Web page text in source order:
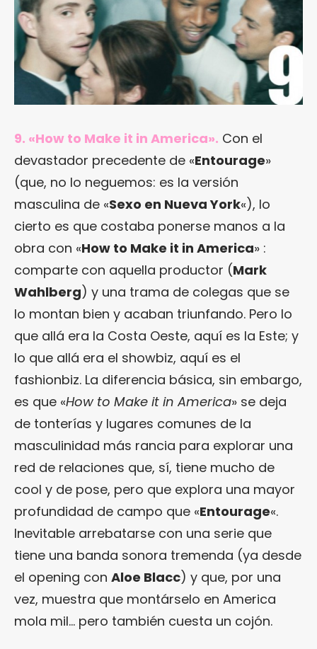
9. «How to Make it in America». Con el
devastador precedente de «Entourage»
(que, no lo neguemos: es la versión
masculina de «Sexo en Nueva York«), lo
cierto es que costaba ponerse manos a la
obra con «How to Make it in America» :
comparte con aquella productor (Mark
Wahlberg) y una trama de colegas que se
lo montan bien y acaban triunfando. Pero lo
que allá era la Costa Oeste, aquí es la Este; y
lo que allá era el showbiz, aquí es el
fashionbiz. La diferencia básica, sin embargo,
es que «How to Make it in America» se deja
de tonterías y lugares comunes de la
masculinidad más rancia para explorar una
red de relaciones que, sí, tiene mucho de
cool y de pose, pero que explora una mayor
profundidad de campo que «Entourage«.
Inevitable arrebatarse con una serie que
tiene una banda sonora tremenda (ya desde
el opening con Aloe Blacc) y que, por una
vez, muestra que montárselo en America
mola mil… pero también cuesta un cojón.